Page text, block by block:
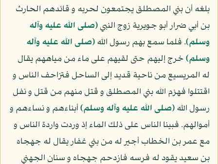
بلغه أن بني المصطلق يجتمعون لحربه و قائدهم الحارث
بن أبي ضرار أبو جويرية زوج النبي(صلى الله عليه وآله
وسلم). فلما سمع بهم رسول الله(صلى الله عليه وآله
وسلم)خرج إليهم حتى لقيهم على ماء من مياههم يقال
له المريسيع من ناحية قديد إلى الساحل فتزاحف الناس و
اقتتلوا فهزم الله بني المصطلق و قتل منهم من قتل و نفل
رسول الله(صلى الله عليه وآله وسلم)أبناءهم و نساءهم و
أموالهم. فبينا الناس على ذلك الماء إذ وردت واردة الناس و
مع عمر بن الخطاب أجير له من بني غفار يقال له جهجاه
بن سعيد يقود له فرسه فازدحم جهجاه و سنان الجهني